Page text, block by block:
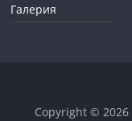
Галерия
Copyright © 2026